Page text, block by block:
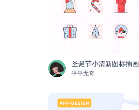
圣诞节小清新图标插画
平平无奇